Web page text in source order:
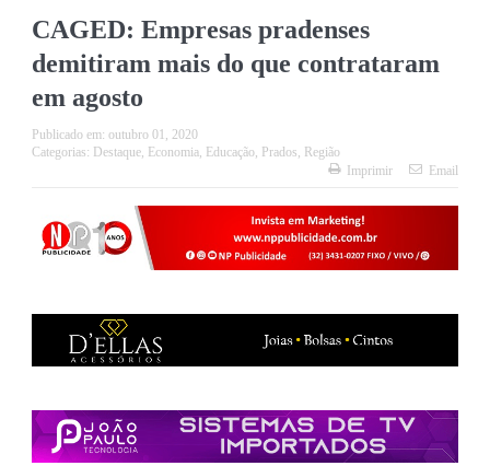
CAGED: Empresas pradenses
demitiram mais do que contrataram
em agosto
Publicado em: outubro 01, 2020
Categorias: Destaque, Economia, Educação, Prados, Região
Imprimir
Email